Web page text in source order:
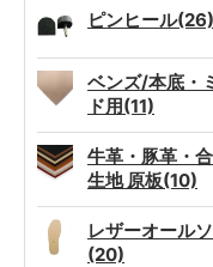
ピンヒール(26)
ベンズ/本底・
ド用(11)
牛革・豚革・合
生地 原板(10)
レザーオール
(20)